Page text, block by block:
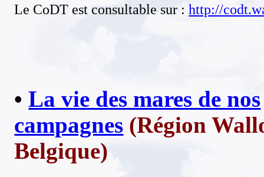
Le CoDT est consultable sur :http://
•La vie des mares de nos
campagnes (Région
Belgique)